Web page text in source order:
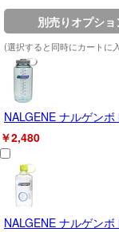
別売りオプショ
(選択すると同時にカートに
NALGENE ナルゲン
￥2,480
NALGENE ナルゲン